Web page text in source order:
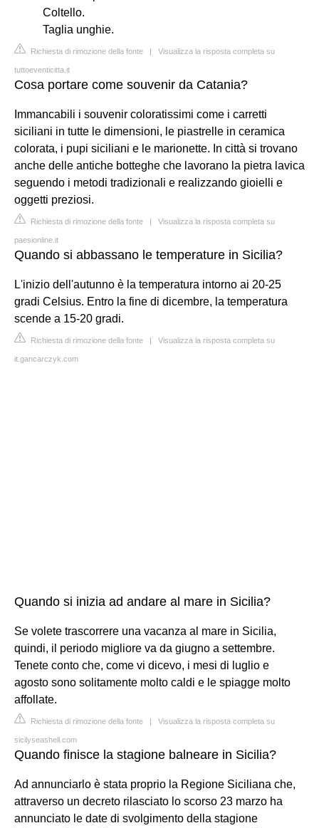
Coltello.
Taglia unghie.
Richiesta di rimozione della fonte | Visualizza la risposta completa su
tuttoeventicitta.it
Cosa portare come souvenir da Catania?
Immancabili i souvenir coloratissimi come i carretti
siciliani in tutte le dimensioni, le piastrelle in ceramica
colorata, i pupi siciliani e le marionette. In città si trovano
anche delle antiche botteghe che lavorano la pietra lavica
seguendo i metodi tradizionali e realizzando gioielli e
oggetti preziosi.
Richiesta di rimozione della fonte | Visualizza la risposta completa su
paesionline.it
Quando si abbassano le temperature in Sicilia?
L'inizio dell'autunno è la temperatura intorno ai 20-25
gradi Celsius. Entro la fine di dicembre, la temperatura
scende a 15-20 gradi.
Richiesta di rimozione della fonte | Visualizza la risposta completa su
it.gancarczyk.com
Quando si inizia ad andare al mare in Sicilia?
Se volete trascorrere una vacanza al mare in Sicilia,
quindi, il periodo migliore va da giugno a settembre.
Tenete conto che, come vi dicevo, i mesi di luglio e
agosto sono solitamente molto caldi e le spiagge molto
affollate.
Richiesta di rimozione della fonte | Visualizza la risposta completa su
sicilyseashell.com
Quando finisce la stagione balneare in Sicilia?
Ad annunciarlo è stata proprio la Regione Siciliana che,
attraverso un decreto rilasciato lo scorso 23 marzo ha
annunciato le date di svolgimento della stagione